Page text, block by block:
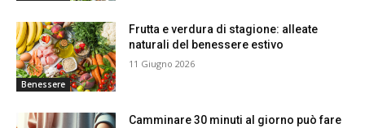
Benessere
Frutta e verdura di stagione: alleate
naturali del benessere estivo
11 Giugno 2026
Camminare 30 minuti al giorno può fare